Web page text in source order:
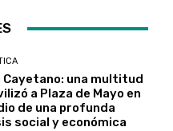
Cayetano: una multitud
a Plaza de Mayo en
de una profunda
social y económica